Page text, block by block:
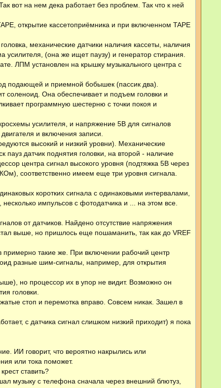
вот на нем дека работает без проблем. Так что к ней
открытие кассетоприёмника и при включенном TAPE
механические датчики наличия кассеты, наличия
усилителя, (она же ищет паузу) и генератор стирания.
ЛПМ установлен на крышку музыкального центра с
подающей и приемной бобышек (пассик два).
соленоид. Она обеспечивает и подъем головки и
программную шестерню с точки покоя и
усилителя, и напряжение 5В для сигналов
и включения записи.
высокий и низкий уровни). Механические
датчик поднятия головки, на второй - наличие
центра сигнал высокого уровня (подтяжка 5В через
соответственно имеем еще три уровня сигнала.
коротких сигнала с одинаковыми интервалами,
импульсов с фотодатчика и ... на этом все.
от датчиков. Найдено отсутствие напряжения
выше, но пришлось еще пошаманить, так как до VREF
такие же. При включении рабочий центр
разные шим-сигналы, например, для открытия
но процессор их в упор не видит. Возможно он
головки.
стоп и перемотка вправо. Совсем никак. Зашел в
с датчика сигнал слишком низкий приходит) я пока
ИИ говорит, что вероятно накрылись или
или тока поможет.
ставить?
музыку с телефона сначала через внешний блютуз,